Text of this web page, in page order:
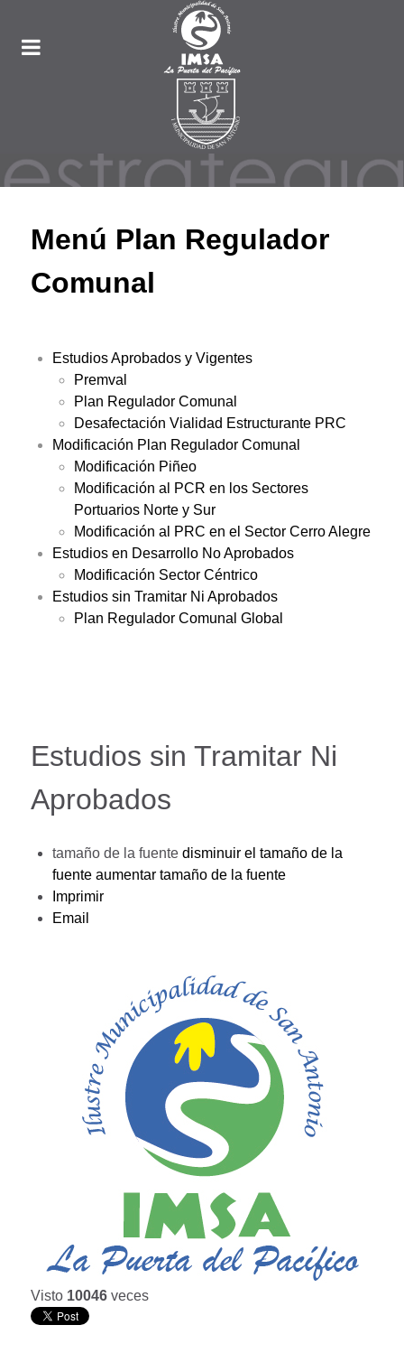
Menú Plan Regulador
Comunal
Estudios Aprobados y Vigentes
Premval
Plan Regulador Comunal
Desafectación Vialidad Estructurante PRC
Modificación Plan Regulador Comunal
Modificación Piñeo
Modificación al PCR en los Sectores
Portuarios Norte y Sur
Modificación al PRC en el Sector Cerro Alegre
Estudios en Desarrollo No Aprobados
Modificación Sector Céntrico
Estudios sin Tramitar Ni Aprobados
Plan Regulador Comunal Global
Estudios sin Tramitar Ni
Aprobados
tamaño de la fuente disminuir el tamaño de la
fuente aumentar tamaño de la fuente
Imprimir
Email
Visto 10046 veces